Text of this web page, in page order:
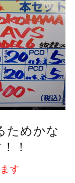
ためかな
！
す